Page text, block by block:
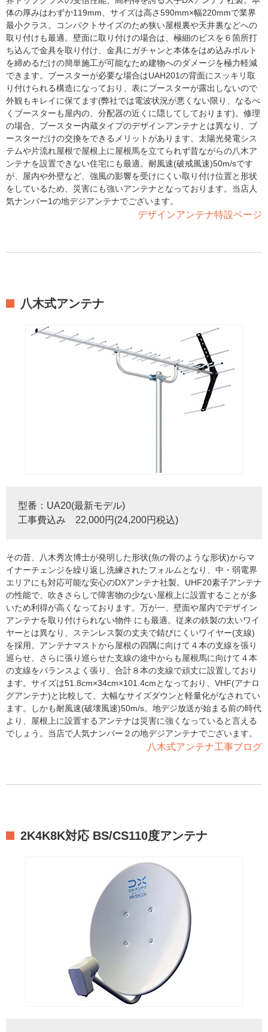
体の厚みはわずか119mm、サイズは高さ590mm×幅220mmで業界
最小クラス。コンパクトサイズのため狭い屋根裏や天井裏などへの
取り付けも最適。壁面に取り付けの場合は、極細のビスを６箇所打
ち込んで金具を取り付け、金具にガチャンと本体をはめ込みボルト
を締めるだけの簡単施工が可能なため建物へのダメージを極力軽減
できます。ブースターが必要な場合はUAH201の背面にスッキリ取
り付けられる構造になっており、表にブースターが露出しないので
外観もキレイに保てます(弊社では電波状況が悪くない限り、なるべ
くブースターも屋内の、分配器の近くに隠してしております)。修理
の場合、ブースター内蔵タイプのデザインアンテナとは異なり、ブ
ースターだけの交換をできるメリットがあります。太陽光発電シス
テムや片流れ屋根で屋根上に屋根馬を立てられず昔ながらの八木ア
ンテナを設置できない住宅にも最適。耐風速(破戒風速)50m/sです
が、屋内や外壁など、強風の影響を受けにくい取り付け位置と形状
をしているため、災害にも強いアンテナとなっております。当店人
気ナンバー1の地デジアンテナでございます。
デザインアンテナ特設ページ
八木式アンテナ
型番：UA20(最新モデル)
工事費込み 22,000円(24,200円税込)
その昔、八木秀次博士が発明した形状(魚の骨のような形状)からマ
イナーチェンジを繰り返し洗練されたフォルムとなり、中・弱電界
エリアにも対応可能な安心のDXアンテナ社製。UHF20素子アンテナ
の性能で、吹きさらしで障害物の少ない屋根上に設置することが多
いため利得が高くなっております。万が一、壁面や屋内でデザイン
アンテナを取り付けられない物件 にも最適。従来の鉄製の太いワイ
ヤーとは異なり、ステンレス製の丈夫で錆びにくいワイヤー(支線)
を採用。アンテナマストから屋根の四隅に向けて４本の支線を張り
巡らせ、さらに張り巡らせた支線の途中からも屋根馬に向けて４本
の支線をバランスよく張り、合計８本の支線で頑丈に設置しており
ます。サイズは51.8cm×34cm×101.4cmとなっており、VHF(アナロ
グアンテナ)と比較して、大幅なサイズダウンと軽量化がなされてい
ます。しかも耐風速(破壊風速)50m/s。地デジ放送が始まる前の時代
より、屋根上に設置するアンテナは災害に強くなっていると言える
でしょう。当店で人気ナンバー２の地デジアンテナでございます。
八木式アンテナ工事ブログ
2K4K8K対応 BS/CS110度アンテナ